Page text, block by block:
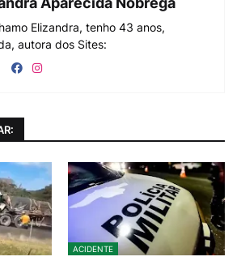
Elizandra, tenho 43 anos,
autora dos Sites:
ACIDENTE